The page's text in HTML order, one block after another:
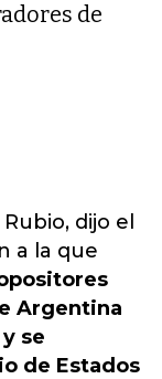
de
dijo el
a la que
Argentina
se
de Estados